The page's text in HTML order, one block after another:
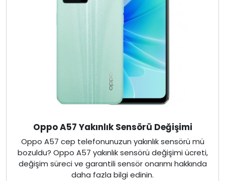
Oppo A57 Yakınlık Sensörü Değişimi
Oppo A57 cep telefonunuzun yakınlık sensörü mü
bozuldu? Oppo A57 yakınlık sensörü değişimi ücreti,
değişim süreci ve garantili sensör onarımı hakkında
daha fazla bilgi edinin.